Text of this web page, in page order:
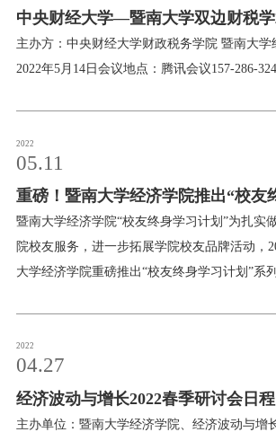
兴（暨南大学经济学院党委书记）时间：2022
四）晚19:00会议工具：腾讯会议（ID：345-
888）欢迎聆听
中央财经大学—暨南大学双边财税
（2022）日程
主办方：中央财经大学财政税务学院 暨南大学
2022年5月14日会议地点：腾讯会议157-286-
2022
05.11
重磅！暨南大学经济学院推出“校友
划”系列讲座
暨南大学经济学院“校友终身学习计划”为扎实
院校友服务，进一步拓展学院校友品牌活动，
大学经济学院重磅推出“校友终身学习计划”系
2022
04.27
经济波动与增长2022春季研讨会日程
主办单位：暨南大学经济学院、经济波动与增